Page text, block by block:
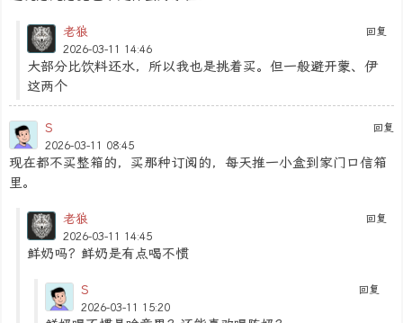
回复
老狼
2026-03-11 14:46
大部分比饮料还水，所以我也是挑着买。但一般避开蒙、伊
这两个
回复
S
2026-03-11 08:45
现在都不买整箱的，买那种订阅的，每天推一小盒到家门口信箱
里。
回复
老狼
2026-03-11 14:45
鲜奶吗？鲜奶是有点喝不惯
回复
S
2026-03-11 15:20